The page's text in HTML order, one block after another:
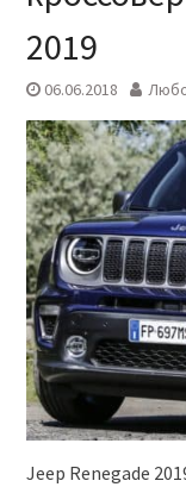
2019
06.06.2018
Jeep Renegade